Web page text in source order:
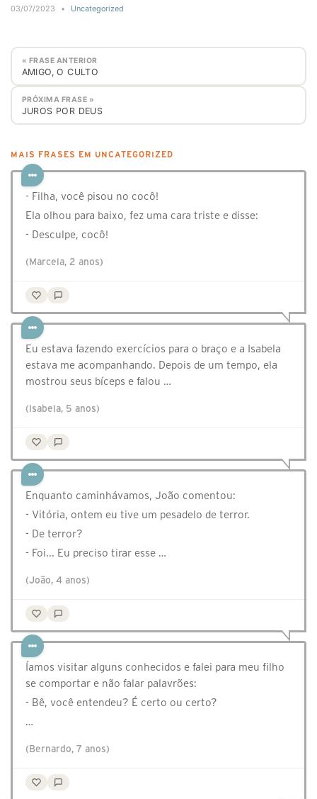
03/07/2023 • Uncategorized
« FRASE ANTERIOR
AMIGO, O CULTO
PRÓXIMA FRASE »
JUROS POR DEUS
MAIS FRASES EM UNCATEGORIZED
- Filha, você pisou no cocô!
Ela olhou para baixo, fez uma cara triste e disse:
- Desculpe, cocô!
(Marcela, 2 anos)
Eu estava fazendo exercícios para o braço e a Isabela
estava me acompanhando. Depois de um tempo, ela
mostrou seus bíceps e falou …
(Isabela, 5 anos)
Enquanto caminhávamos, João comentou:
- Vitória, ontem eu tive um pesadelo de terror.
- De terror?
- Foi... Eu preciso tirar esse …
(João, 4 anos)
Íamos visitar alguns conhecidos e falei para meu filho
se comportar e não falar palavrões:
- Bê, você entendeu? É certo ou certo?
…
(Bernardo, 7 anos)